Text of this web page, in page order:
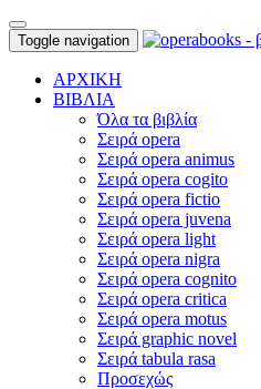
Toggle navigation
ΑΡΧΙΚΗ
ΒΙΒΛΙΑ
Όλα τα βιβλία
Σειρά opera
Σειρά opera animus
Σειρά opera cogito
Σειρά opera fictio
Σειρά opera juvena
Σειρά opera light
Σειρά opera nigra
Σειρά opera cognito
Σειρά opera critica
Σειρά opera motus
Σειρά graphic novel
Σειρά tabula rasa
Προσεχώς